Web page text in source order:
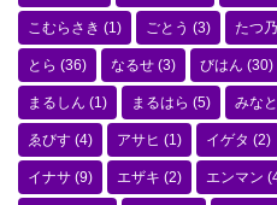
こむらさき (1) ごとう (3) たつ
とら (36) なるせ (3) びはん (30)
まるしん (1) まるはら (5) みなと
ゑびす (4) アサヒ (1) イゲタ (2)
イナサ (9) エザキ (2) エンマン